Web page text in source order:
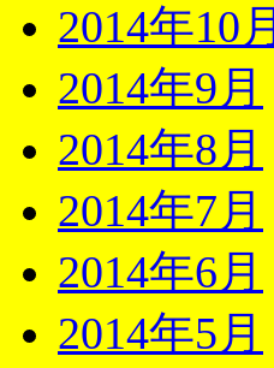
2014年10月
2014年9月
2014年8月
2014年7月
2014年6月
2014年5月